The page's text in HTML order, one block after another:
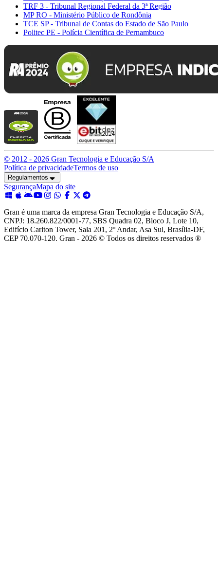
TRF 3 - Tribunal Regional Federal da 3ª Região
MP RO - Ministério Público de Rondônia
TCE SP - Tribunal de Contas do Estado de São Paulo
Politec PE - Polícia Científica de Pernambuco
© 2012 - 2026 Gran Tecnologia e Educação S/A
Política de privacidadeTermos de uso
Regulamentos
SegurançaMapa do site
Gran é uma marca da empresa Gran Tecnologia e Educação S/A,
CNPJ: 18.260.822/0001-77, SBS Quadra 02, Bloco J, Lote 10,
Edifício Carlton Tower, Sala 201, 2º Andar, Asa Sul, Brasília-DF,
CEP 70.070-120. Gran - 2026 © Todos os direitos reservados ®